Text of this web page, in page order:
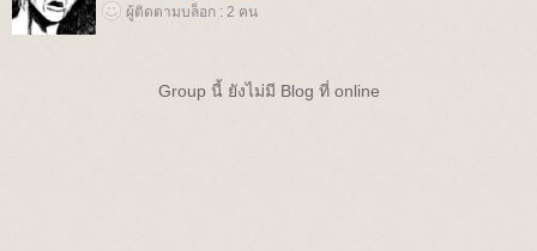
ผู้ติดตามบล็อก : 2 คน
Group นี้ ยังไม่มี Blog ที่ online